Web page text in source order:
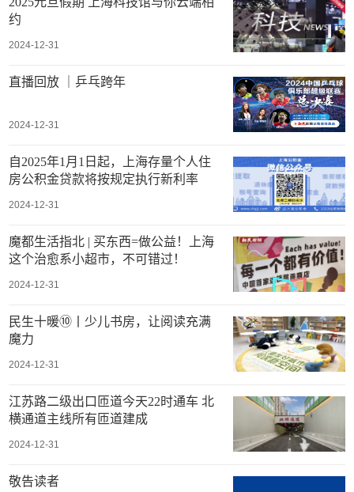
约
2024-12-31
直播回放 ｜乒乓跨年
2024-12-31
自2025年1月1日起，上海存量个人住
房公积金贷款将按规定执行新利率
2024-12-31
魔都生活指北 | 买东西=做公益！上海
这个治愈系小超市，不可错过！
2024-12-31
民生十暖⑩丨少儿书房，让阅读充满
魔力
2024-12-31
江苏路二级出口匝道今天22时通车 北
横通道主线所有匝道建成
2024-12-31
敬告读者